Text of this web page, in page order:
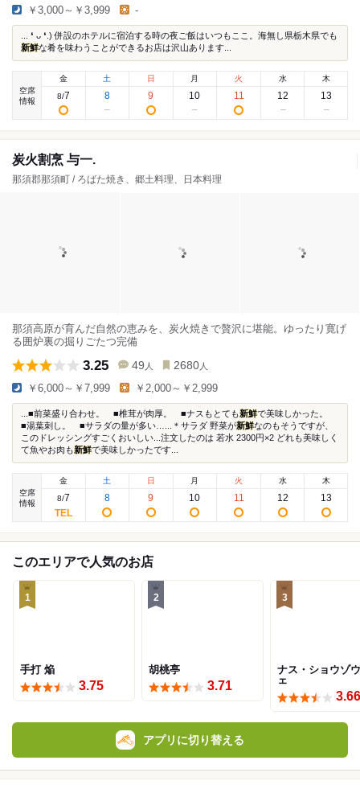
￥3,000～￥3,999 -
...⁠ ⁠❛⁠ ⁠ᴗ⁠ ⁠❛⁠.⁠) 併設のホテルに宿泊する時の夜ご飯はいつもここ。海無し県栃木県でも
新鮮な肴を味わうことができるお店は沢山あります...
空席
情報
金
8/7
土
8
日
9
月
10
火
11
水
12
木
13
炭火割烹 与一.
那須郡那須町 / ろばた焼き、郷土料理、日本料理
那須高原が育んだ自然の恵みを、炭火焼きで贅沢に堪能。ゆったり寛げ
る囲炉裏の掘りごたつ完備
3.25 49 人 2680 人
￥6,000～￥7,999 ￥2,000～￥2,999
...■前菜盛り合わせ。 ■椎茸が肉厚。 ■ナスもとても新鮮で美味しかった。
■湯葉刺し。 ■サラダの量が多い…...＊サラダ 野菜が新鮮なのもそうですが、
このドレッシングすごくおいしい...注文したのは 若水 2300円×2 どれも美味しく
て魚やお肉も新鮮で美味しかったです...
空席
情報
金
8/7
土
8
日
9
月
10
火
11
水
12
木
13
このエリアで人気のお店
1
手打 焔
3.75
2
胡桃亭
3.71
3
ナス・ショウゾ
ェ
3.66
アプリに切り替える